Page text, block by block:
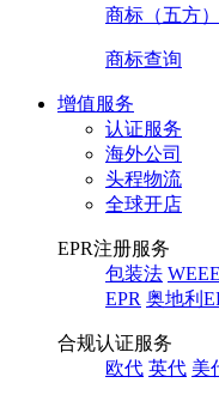
商标（五方
商标查询
增值服务
认证服务
海外公司
头程物流
全球开店
EPR注册服务
包装法 WEEE
EPR 奥地利
合规认证服务
欧代 英代 美